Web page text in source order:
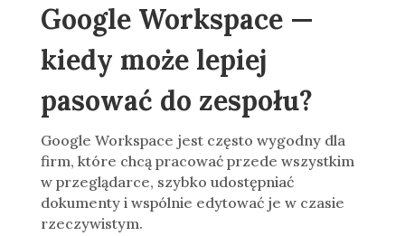
Google Workspace —
kiedy może lepiej
pasować do zespołu?
Google Workspace jest często wygodny dla
firm, które chcą pracować przede wszystkim
w przeglądarce, szybko udostępniać
dokumenty i wspólnie edytować je w czasie
rzeczywistym.